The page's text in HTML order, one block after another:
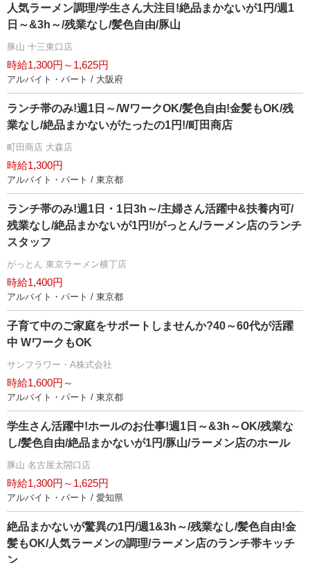
人気ラーメン調理/学生さん大注目!絶品まかないが1円/週1
日～&3h～/残業なし/髪色自由/豚山
豚山 十三東口店
時給1,300円～1,625円
アルバイト・パート / 大阪府
ランチ帯のみ!週1日～/WワークOK/髪色自由!金髪もOK/残
業なし/絶品まかないがたったの1円!/町田商店
町田商店 大森店
時給1,300円
アルバイト・パート / 東京都
ランチ帯のみ!週1日・1日3h～/主婦さん活躍中&扶養内可/
残業なし/絶品まかないが1円!/がっとん/ラーメン店のランチ
スタッフ
がっとん 東京ラーメン横丁店
時給1,400円
アルバイト・パート / 東京都
子育て中のご家庭をサポートしませんか?40～60代が活躍
中 WワークもOK
サンフラワー・A株式会社
時給1,600円～
アルバイト・パート / 東京都
学生さん活躍中!ホールのお仕事!週1日～&3h～OK/残業な
し/髪色自由/絶品まかないが1円/豚山/ラーメン店のホール
豚山 名古屋太閤口店
時給1,300円～1,625円
アルバイト・パート / 愛知県
絶品まかないが驚異の1円/週1&3h～/残業なし/髪色自由!金
髪もOK/人気ラーメンの調理/ラーメン店のランチ帯キッチ
ン